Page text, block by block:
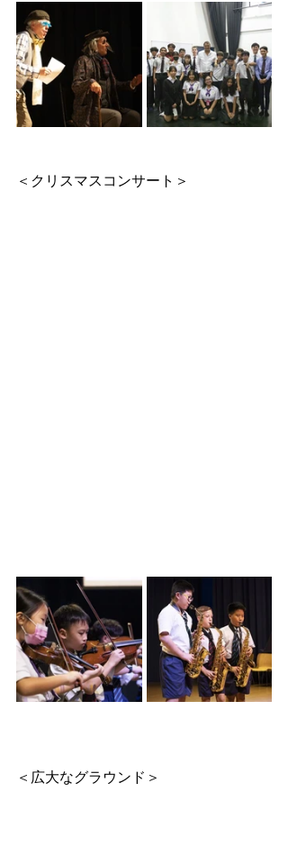
＜クリスマスコンサート＞
＜広大なグラウンド＞